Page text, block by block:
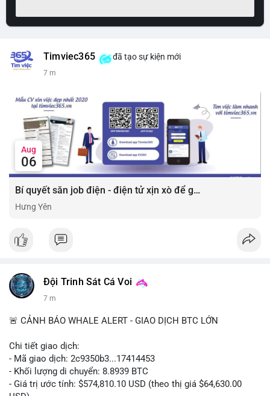
Timviec365 đã tạo sự kiện mới
7 m
Aug
06
Bí quyết săn job điện - điện tử xịn xò để gia tăng thu nhập ⚡
Hưng Yên
Đội Trinh Sát Cá Voi
7 m
🚨 CẢNH BÁO WHALE ALERT - GIAO DỊCH BTC LỚN
Chi tiết giao dịch:
- Mã giao dịch: 2c9350b3...17414453
- Khối lượng di chuyển: 8.8939 BTC
- Giá trị ước tính: $574,810.10 USD (theo thị giá $64,630.00